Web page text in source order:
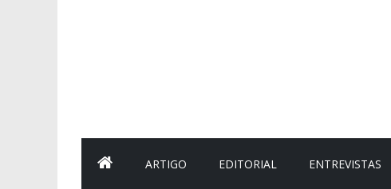
ARTIGO EDITORIAL ENTREVISTAS